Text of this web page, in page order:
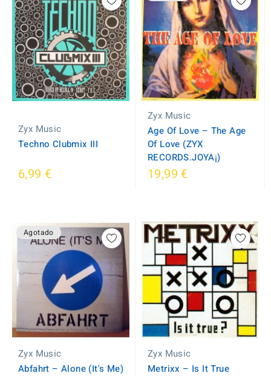
Zyx Music
Techno Clubmix III
6,99 €
Zyx Music
Age Of Love ‎– The Age
Of Love (ZYX
RECORDS.JOYA¡)
19,99 €
Agotado
Zyx Music
Abfahrt ‎– Alone (It's Me)
Zyx Music
Metrixx ‎– Is It True